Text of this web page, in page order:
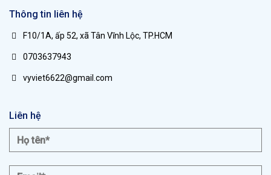
Thông tin liên hệ
F10/1A, ấp 52, xã Tân Vĩnh Lộc, TP.HCM
0703637943
vyviet6622@gmail.com
Liên hệ